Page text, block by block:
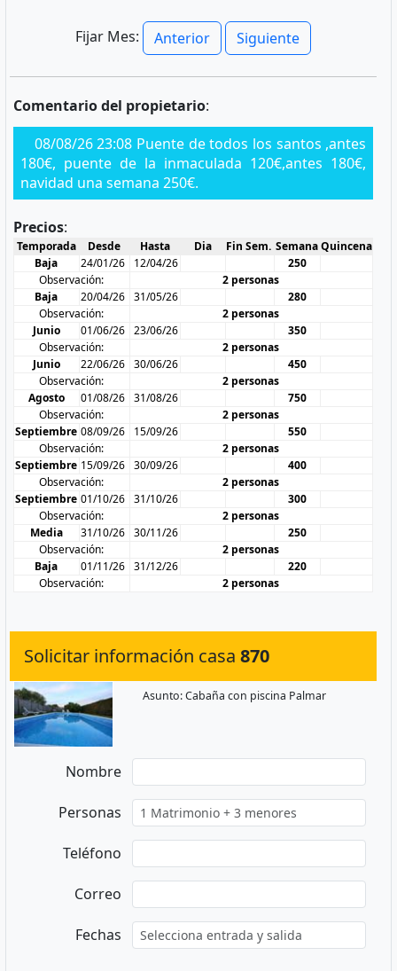
Fijar Mes: Anterior Siguiente
Comentario del propietario:
08/08/26 23:08 Puente de todos los santos ,antes
180€, puente de la inmaculada 120€,antes 180€,
navidad una semana 250€.
Precios:
Temporada Desde Hasta Dia Fin Sem. SemanaQuincena
Baja
24/01/26 12/04/26
250
Observación:
2 personas
Baja
20/04/26 31/05/26
280
Observación:
2 personas
Junio
01/06/26 23/06/26
350
Observación:
2 personas
Junio
22/06/26 30/06/26
450
Observación:
2 personas
Agosto
01/08/26 31/08/26
750
Observación:
2 personas
Septiembre 08/09/26 15/09/26
550
Observación:
2 personas
Septiembre 15/09/26 30/09/26
400
Observación:
2 personas
Septiembre 01/10/26 31/10/26
300
Observación:
2 personas
Media
31/10/26 30/11/26
250
Observación:
2 personas
Baja
01/11/26 31/12/26
220
Observación:
2 personas
Solicitar información casa 870
Asunto: Cabaña con piscina Palmar
Nombre
Personas
Teléfono
Correo
Fechas